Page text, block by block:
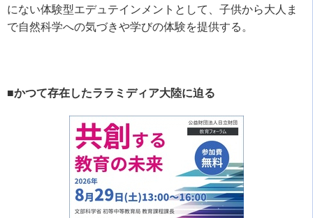
にない体験型エデュテインメントとして、子供から大人ま
で自然科学への気づきや学びの体験を提供する。
■かつて存在したララミディア大陸に迫る